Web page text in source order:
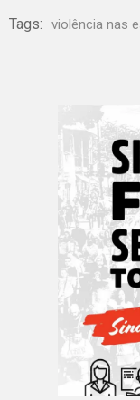
Tags: violência nas